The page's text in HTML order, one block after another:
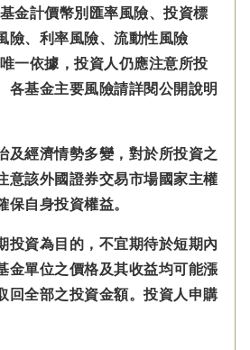
金計價幣別匯率風險、投資標
險、利率風險、流動性風險
一依據，投資人仍應注意所投
各基金主要風險請詳閱公開說明
經濟情勢多變，對於所投資之
意該外國證券交易市場國家主權
保自身投資權益。
資為目的，不宜期待於短期內
金單位之價格及其收益均可能漲
回全部之投資金額。投資人申購